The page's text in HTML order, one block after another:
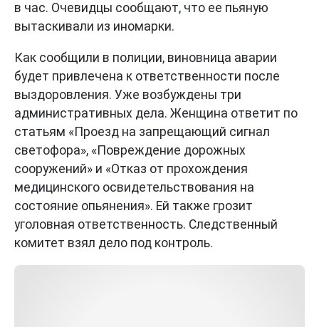
в час. Очевидцы сообщают, что ее пьяную
вытаскивали из иномарки.
Как сообщили в полиции, виновница аварии
будет привлечена к ответственности после
выздоровления. Уже возбуждены три
административных дела. Женщина ответит по
статьям «Проезд на запрещающий сигнал
светофора», «Повреждение дорожных
сооружений» и «Отказ от прохождения
медицинского освидетельствования на
состояние опьянения». Ей также грозит
уголовная ответственность. Следственный
комитет взял дело под контроль.